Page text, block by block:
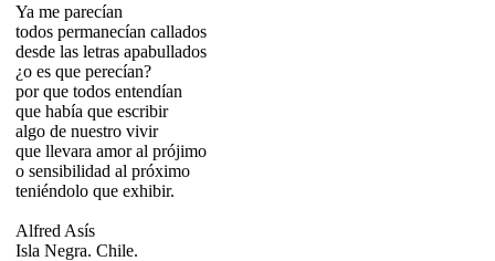
Ya me parecían
todos permanecían callados
desde las letras apabullados
¿o es que perecían?
por que todos entendían
que había que escribir
algo de nuestro vivir
que llevara amor al prójimo
o sensibilidad al próximo
teniéndolo que exhibir.
Alfred Asís
Isla Negra. Chile.